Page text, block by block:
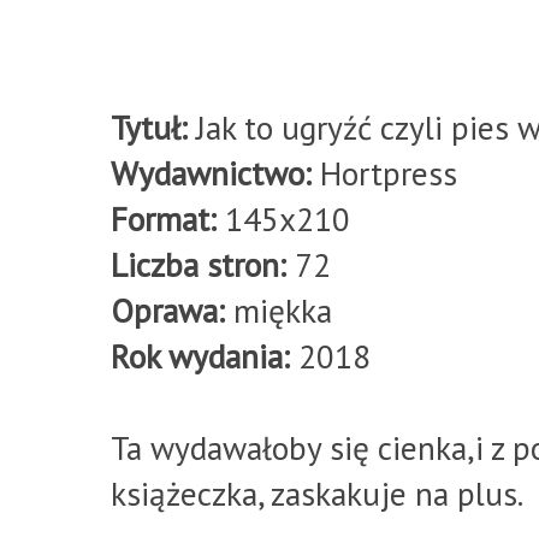
Tytuł:Jak to ugryźć czyli pies
Wydawnictwo: Hortpress
Format: 145x210
Liczba stron: 72
Oprawa: miękka
Rok wydania: 2018
Ta wydawałoby się cienka,i z
książeczka, zaskakuje na plus.